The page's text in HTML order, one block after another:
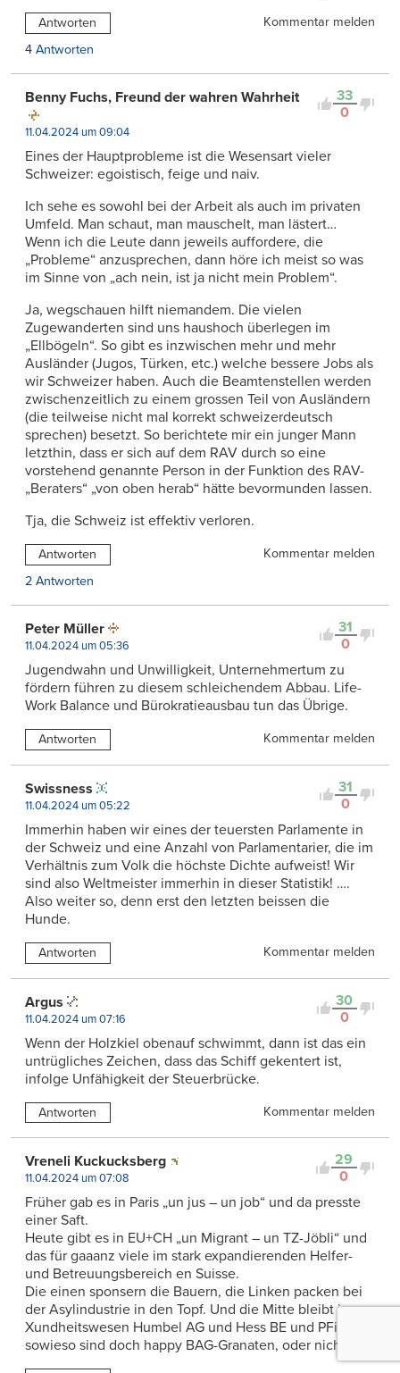
Antworten
Kommentar melden
4 Antworten
33
0
Benny Fuchs, Freund der wahren Wahrheit
11.04.2024 um 09:04
Eines der Hauptprobleme ist die Wesensart vieler
Schweizer: egoistisch, feige und naiv.
Ich sehe es sowohl bei der Arbeit als auch im privaten
Umfeld. Man schaut, man mauschelt, man lästert…
Wenn ich die Leute dann jeweils auffordere, die
„Probleme“ anzusprechen, dann höre ich meist so was
im Sinne von „ach nein, ist ja nicht mein Problem“.
Ja, wegschauen hilft niemandem. Die vielen
Zugewanderten sind uns haushoch überlegen im
„Ellbögeln“. So gibt es inzwischen mehr und mehr
Ausländer (Jugos, Türken, etc.) welche bessere Jobs als
wir Schweizer haben. Auch die Beamtenstellen werden
zwischenzeitlich zu einem grossen Teil von Ausländern
(die teilweise nicht mal korrekt schweizerdeutsch
sprechen) besetzt. So berichtete mir ein junger Mann
letzthin, dass er sich auf dem RAV durch so eine
vorstehend genannte Person in der Funktion des RAV-
„Beraters“ „von oben herab“ hätte bevormunden lassen.
Tja, die Schweiz ist effektiv verloren.
Antworten
Kommentar melden
2 Antworten
31
0
Peter Müller
11.04.2024 um 05:36
Jugendwahn und Unwilligkeit, Unternehmertum zu
fördern führen zu diesem schleichendem Abbau. Life-
Work Balance und Bürokratieausbau tun das Übrige.
Antworten Kommentar melden
31
0
Swissness
11.04.2024 um 05:22
Immerhin haben wir eines der teuersten Parlamente in
der Schweiz und eine Anzahl von Parlamentarier, die im
Verhältnis zum Volk die höchste Dichte aufweist! Wir
sind also Weltmeister immerhin in dieser Statistik! ….
Also weiter so, denn erst den letzten beissen die
Hunde.
Antworten Kommentar melden
30
0
Argus
11.04.2024 um 07:16
Wenn der Holzkiel obenauf schwimmt, dann ist das ein
untrügliches Zeichen, dass das Schiff gekentert ist,
infolge Unfähigkeit der Steuerbrücke.
Antworten Kommentar melden
29
0
Vreneli Kuckucksberg
11.04.2024 um 07:08
Früher gab es in Paris „un jus – un job“ und da presste
einer Saft.
Heute gibt es in EU+CH „un Migrant – un TZ-Jöbli“ und
das für gaaanz viele im stark expandierenden Helfer-
und Betreuungsbereich en Suisse.
Die einen sponsern die Bauern, die Linken packen bei
der Asylindustrie in den Topf. Und die Mitte bleibt im
Xundheitswesen Humbel AG und Hess BE und PFister
sowieso sind doch happy BAG-Granaten, oder nicht.